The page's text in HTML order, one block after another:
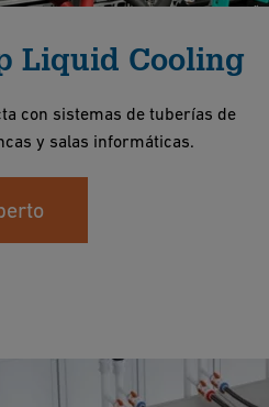
Liquid Cooling
con sistemas de tuberías de
y salas informáticas.